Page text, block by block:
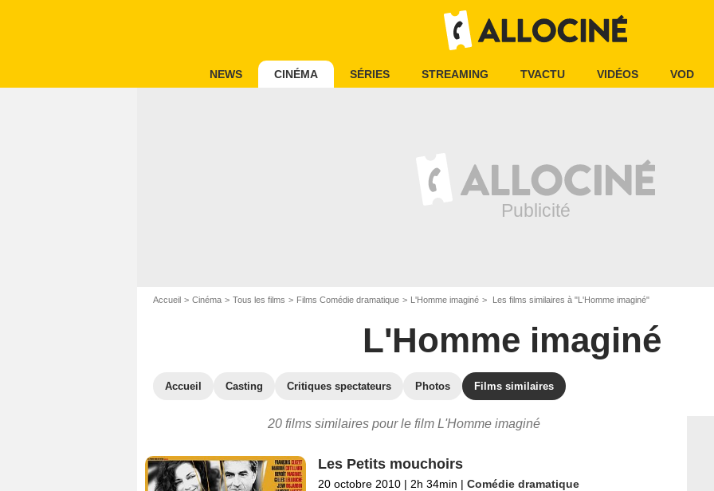
NEWS CINÉMA SÉRIES STREAMING TVACTU VIDÉOS VOD
Accueil Cinéma Tous les films Films Comédie dramatique L'Homme imaginé Les films similaires à "L'Homme imaginé"
L'Homme imaginé
Accueil Casting Critiques spectateurs Photos Films similaires
20 films similaires pour le film L'Homme imaginé
Les Petits mouchoirs
20 octobre 2010 | 2h 34min | Comédie dramatique